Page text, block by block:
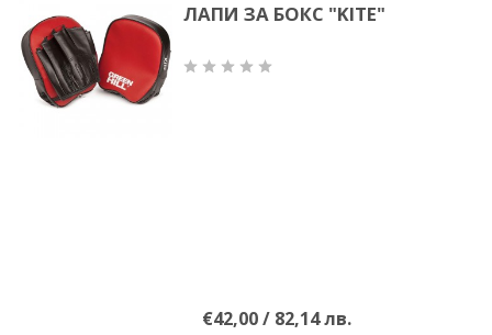
ЛАПИ ЗА БОКС "KITE"
€42,00 / 82,14 лв.